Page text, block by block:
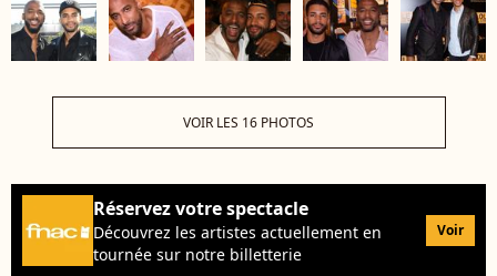
VOIR LES 16 PHOTOS
Réservez votre spectacle
Découvrez les artistes actuellement en
tournée sur notre billetterie
Voir